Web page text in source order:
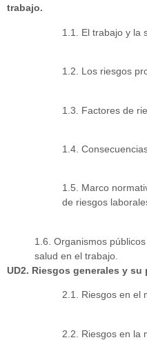
trabajo.
1.1. El trabajo y la
1.2. Los riesgos
1.3. Factores de
1.4.
1.5. Marco
de riesgos
1.6. Organismos
salud en el trabajo.
UD2. Riesgos generales y su
2.1. Riesgos en el
2.2. Riesgos en la